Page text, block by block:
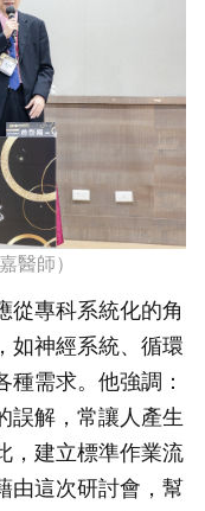
醫師）
從專科系統化的角
如神經系統、循環
需求。他強調：
誤解，常讓人產生
，建立標準作業流
由這次研討會，幫